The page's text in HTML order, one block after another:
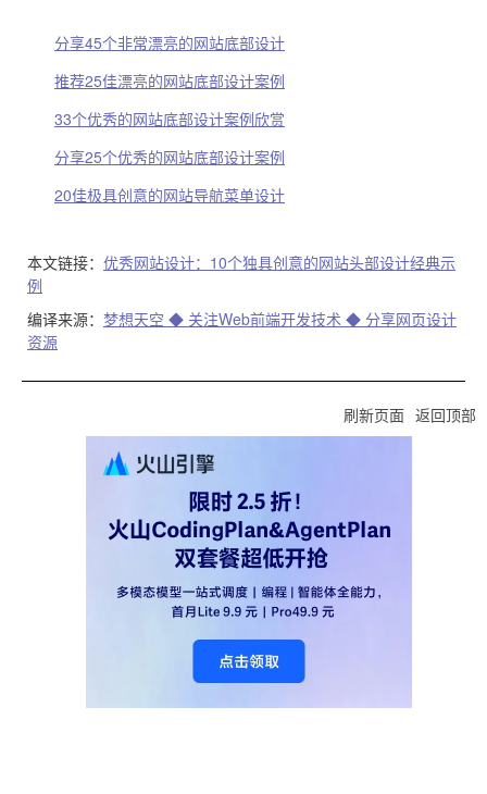
分享45个非常漂亮的网站底部设计
推荐25佳漂亮的网站底部设计案例
33个优秀的网站底部设计案例欣赏
分享25个优秀的网站底部设计案例
20佳极具创意的网站导航菜单设计
本文链接： 优秀网站设计：10个独具创意的网站头部设计经典示
例
编译来源： 梦想天空 ◆ 关注Web前端开发技术 ◆ 分享网页设计
资源
刷新页面 返回顶部